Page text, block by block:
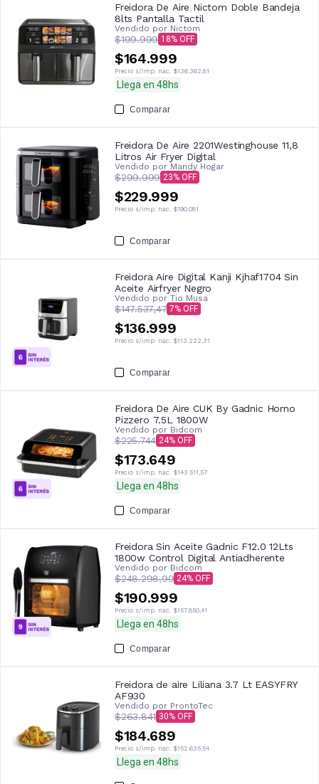
Freidora De Aire Nictom Doble Bandeja
8lts Pantalla Tactil
Vendido por Nictom
$199.999 18
$164.999
Precio s/imp. nac. $136.362,81
Llega en 48hs
Comparar
Freidora De Aire 2201Westinghouse 11,8
Litros Air Fryer Digital
Vendido por Mandy Hogar
$299.999 23
$229.999
Precio s/imp. nac. $190.081
Comparar
Freidora Aire Digital Kanji Kjhaf1704 Sin
Aceite Airfryer Negro
Vendido por Tio Musa
$147.537,47 7
$136.999
Precio s/imp. nac. $113.222,31
Comparar
Freidora De Aire CUK By Gadnic Horno
Pizzero 7.5L 1800W
Vendido por Bidcom
$225.744 24
$173.649
Precio s/imp. nac. $143.511,57
Llega en 48hs
Comparar
Freidora Sin Aceite Gadnic F12.0 12Lts
1800w Control Digital Antiadherente
Vendido por Bidcom
$248.298,99 24
$190.999
Precio s/imp. nac. $157.850,41
Llega en 48hs
Comparar
Freidora de aire Liliana 3.7 Lt EASYFRY
AF930
Vendido por ProntoTec
$263.841 30
$184.689
Precio s/imp. nac. $152.635,54
Llega en 48hs